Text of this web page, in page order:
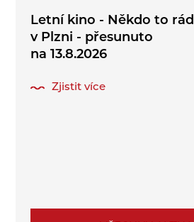
Letní kino - Někdo to rád
v Plzni - přesunuto
na 13.8.2026
Zjistit více